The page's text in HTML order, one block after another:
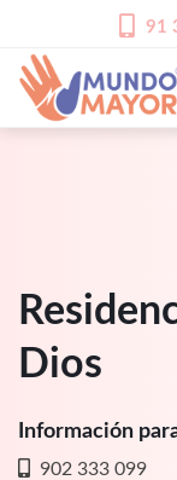
91
Dios
Información
902 333 099